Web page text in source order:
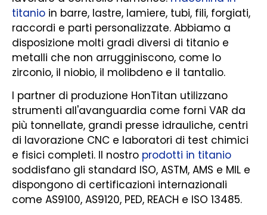
titanio in barre, lastre, lamiere, tubi, fili, forgiati,
raccordi e parti personalizzate. Abbiamo a
disposizione molti gradi diversi di titanio e
metalli che non arrugginiscono, come lo
zirconio, il niobio, il molibdeno e il tantalio.
I partner di produzione HonTitan utilizzano
strumenti all'avanguardia come forni VAR da
più tonnellate, grandi presse idrauliche, centri
di lavorazione CNC e laboratori di test chimici
e fisici completi. Il nostro prodotti in titanio
soddisfano gli standard ISO, ASTM, AMS e MIL e
dispongono di certificazioni internazionali
come AS9100, AS9120, PED, REACH e ISO 13485.